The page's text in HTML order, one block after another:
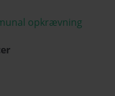
opkrævning